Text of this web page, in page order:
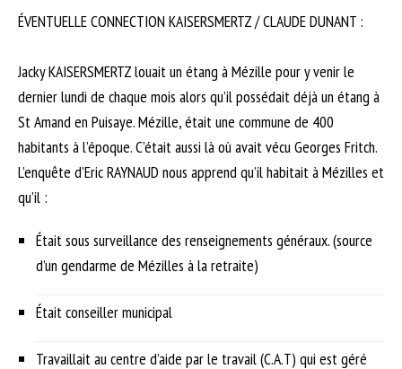
ÉVENTUELLE CONNECTION KAISERSMERTZ / CLAUDE DUNANT :
Jacky KAISERSMERTZ louait un étang à Mézille pour y venir le
dernier lundi de chaque mois alors qu’il possédait déjà un étang à
St Amand en Puisaye. Mézille, était une commune de 400
habitants à l’époque. C’était aussi là où avait vécu Georges Fritch.
L’enquête d’Eric RAYNAUD nous apprend qu’il habitait à Mézilles et
qu’il :
Était sous surveillance des renseignements généraux. (source
d’un gendarme de Mézilles à la retraite)
Était conseiller municipal
Travaillait au centre d’aide par le travail (C.A.T) qui est géré